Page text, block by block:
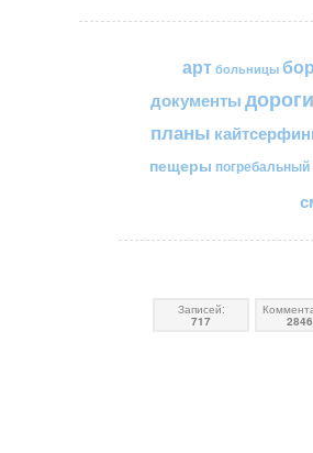
арт больницы
документыдороги
планы
пещеры погребальный
Записей:
717